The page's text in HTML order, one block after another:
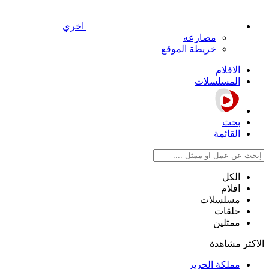
اخري
مصارعه
خريطة الموقع
الافلام
المسلسلات
بحث
القائمة
الكل
افلام
مسلسلات
حلقات
ممثلين
الاكثر مشاهدة
مملكة الحرير